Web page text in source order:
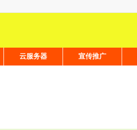
云服务器 宣传推广